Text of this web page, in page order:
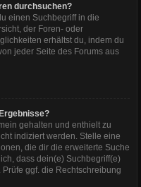
durchsuchen?
einen Suchbegriff in die
der Foren- oder
erhältst du, indem du
jeder Seite des Forums aus
gehalten und enthielt zu
indiziert werden. Stelle eine
die dir die erweiterte Suche
dass dein(e) Suchbegriff(e)
ggf. die Rechtschreibung